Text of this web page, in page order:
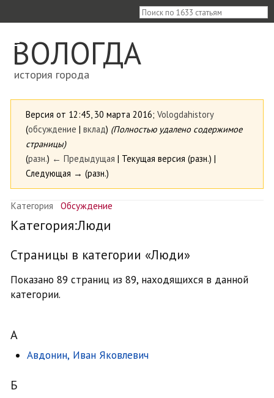
ВОЛОГДА
история города
≡
Версия от 12:45, 30 марта 2016;Vologdahistory
(обсуждение |вклад) (Полностью удалено содержимое
страницы)
(разн.) ← Предыдущая | Текущая версия (разн.) |
Следующая → (разн.)
Категория Обсуждение
Категория:Люди
Страницы в категории «Люди»
Показано 89 страниц из 89, находящихся в данной
категории.
А
Авдонин, Иван Яковлевич
Б